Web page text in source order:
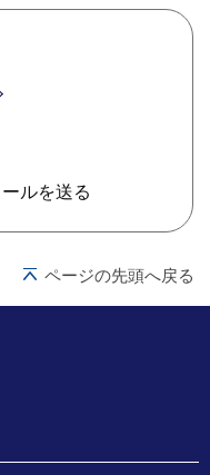
ルを送る
ページの先頭へ戻る